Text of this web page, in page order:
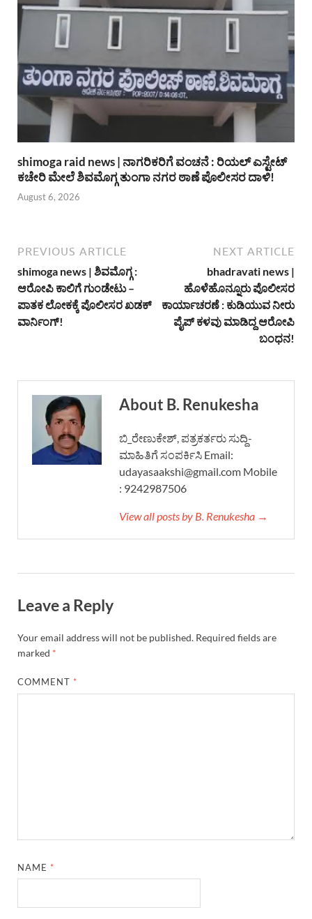
shimoga raid news | ನಾಗರಿಕರಿಗೆ ವಂಚನೆ : ರಿಯಲ್ ಎಸ್ಟೇಟ್
ಕಚೇರಿ ಮೇಲೆ ಶಿವಮೊಗ್ಗ ತುಂಗಾ ನಗರ ಠಾಣೆ ಪೊಲೀಸರ ದಾಳಿ!
August 6, 2026
PREVIOUS ARTICLE
shimoga news | ಶಿವಮೊಗ್ಗ :
ಆರೋಪಿ ಕಾಲಿಗೆ ಗುಂಡೇಟು –
ಪಾತಕ ಲೋಕಕ್ಕೆ ಪೊಲೀಸರ ಖಡಕ್
ವಾರ್ನಿಂಗ್!
NEXT ARTICLE
bhadravati news |
ಹೊಳೆಹೊನ್ನೂರು ಪೊಲೀಸರ
ಕಾರ್ಯಾಚರಣೆ : ಕುಡಿಯುವ ನೀರು
ಪೈಪ್ ಕಳವು ಮಾಡಿದ್ದ ಆರೋಪಿ
ಬಂಧನ!
About B. Renukesha
ಬಿ_ರೇಣುಕೇಶ್, ಪತ್ರಕರ್ತರು ಸುದ್ದಿ-
ಮಾಹಿತಿಗೆ ಸಂಪರ್ಕಿಸಿ Email:
udayasaakshi@gmail.com Mobile
: 9242987506
View all posts by B. Renukesha →
Leave a Reply
Your email address will not be published. Required fields are
marked *
COMMENT *
NAME *